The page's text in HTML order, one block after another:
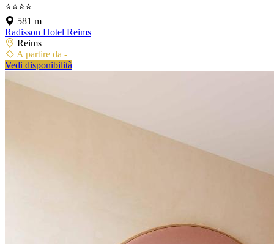
⭐⭐⭐⭐
581 m
Radisson Hotel Reims
Reims
A partire da -
Vedi disponibilità